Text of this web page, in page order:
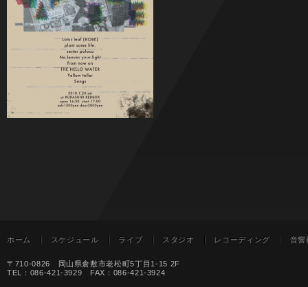
ホーム スケジュール ライブ スタジオ レコーディング 音響
〒710-0826 岡山県倉敷市老松町5丁目1-15 2F
TEL：086-421-3929 FAX：086-421-3924